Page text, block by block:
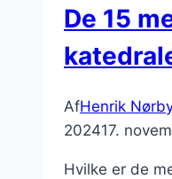
De 15
AfHenrik
202417.
Hvilke er de